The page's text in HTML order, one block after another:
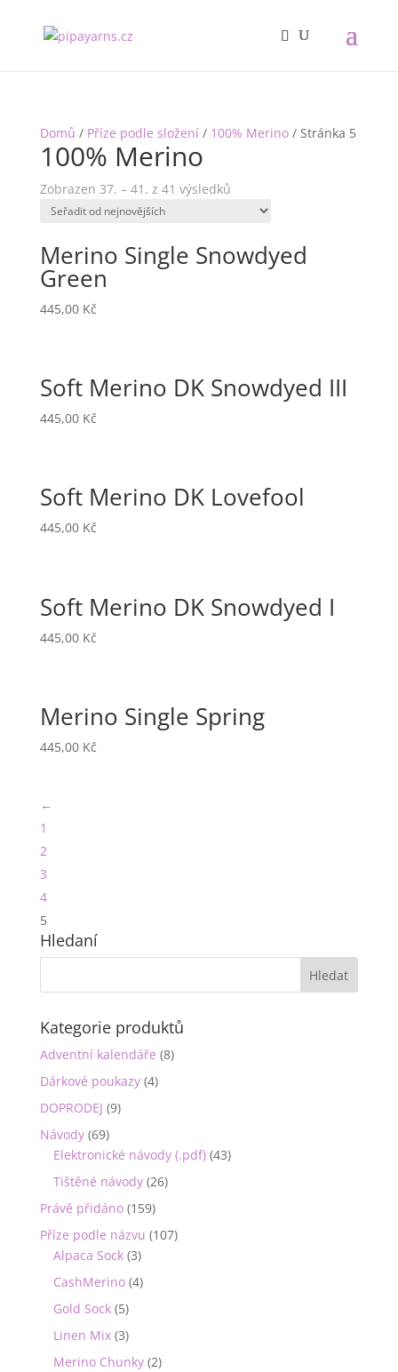
Domů / Příze podle složení/ 100% Merino/ Stránka 5
100% Merino
Zobrazen 37. – 41. z 41 výsledků
Merino Single Snowdyed
Green
445,00 Kč
Soft Merino DK Snowdyed III
445,00 Kč
Soft Merino DK Lovefool
445,00 Kč
Soft Merino DK Snowdyed I
445,00 Kč
Merino Single Spring
445,00 Kč
←
1
2
3
4
5
Hledaní
Kategorie produktů
Adventní kalendáře (8)
Dárkové poukazy (4)
DOPRODEJ (9)
Návody (69)
Elektronické návody (.pdf) (43)
Tištěné návody (26)
Právě přidáno (159)
Příze podle názvu (107)
Alpaca Sock (3)
CashMerino (4)
Gold Sock (5)
Linen Mix (3)
Merino Chunky (2)